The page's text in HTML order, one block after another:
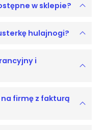
w sklepie?
hulajnogi?
i
firmę z fakturą